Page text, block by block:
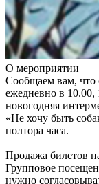
О мероприятии
Сообщаем вам, что
ежедневно в 10.00,
новогодняя
«Не хочу быть
полтора часа.
Продажа билетов
Групповое
нужно